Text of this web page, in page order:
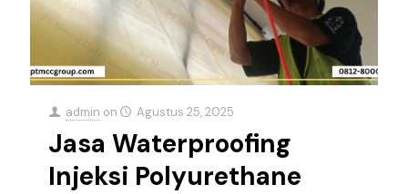
admin on Agustus 25, 2025
Jasa Waterproofing
Injeksi Polyurethane